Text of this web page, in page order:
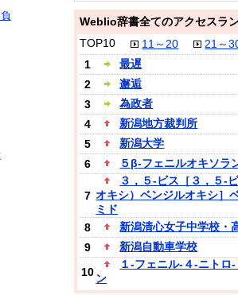
Weblio辞書全てのアクセスラ
TOP10
11～20
21～
1
最遅
2
邂逅
3
為政者
4
新潟地方裁判所
5
新潟大学
6
５β‐フェニルオキソラ
7
３，５‐ビス［３，５‐
オキシ）ベンジルオキシ］
ミド
8
新潟清心女子中学校・
9
新潟自動車学校
10
１‐フェニル‐４‐ニトロ
ン